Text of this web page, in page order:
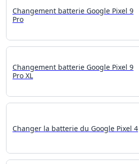
Changement batterie Google Pixel 9
Pro
Changement batterie Google Pixel 9
Pro XL
Changer la batterie du Google Pixel 4